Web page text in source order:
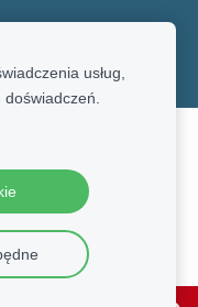
usług,